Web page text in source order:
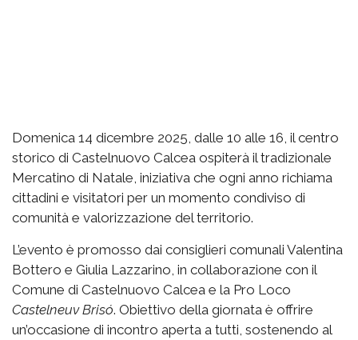
Domenica 14 dicembre 2025, dalle 10 alle 16, il centro
storico di Castelnuovo Calcea ospiterà il tradizionale
Mercatino di Natale, iniziativa che ogni anno richiama
cittadini e visitatori per un momento condiviso di
comunità e valorizzazione del territorio.
L’evento è promosso dai consiglieri comunali Valentina
Bottero e Giulia Lazzarino, in collaborazione con il
Comune di Castelnuovo Calcea e la Pro Loco
Castelneuv Brisó. Obiettivo della giornata è offrire
un’occasione di incontro aperta a tutti, sostenendo al